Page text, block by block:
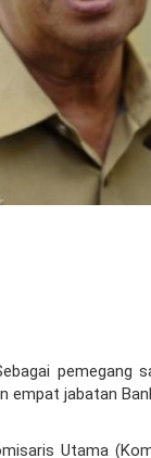
pemegang
empat jabatan
Utama